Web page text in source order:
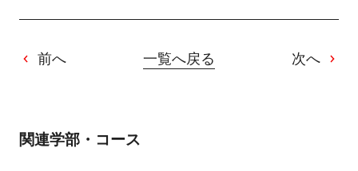
前へ 一覧へ戻る 次へ
関連学部・コース